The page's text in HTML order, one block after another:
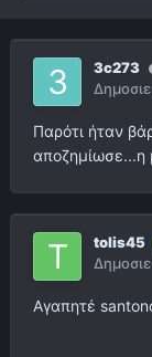
3c273
Παρότι ήταν
αποζημίωσε...η
tolis45
Αγαπητέ